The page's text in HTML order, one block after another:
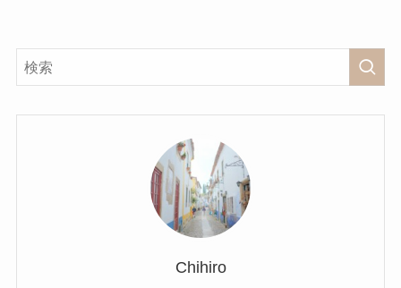
Chihiro